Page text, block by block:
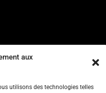
aux
utilisons des technologies telles
Taekwondo